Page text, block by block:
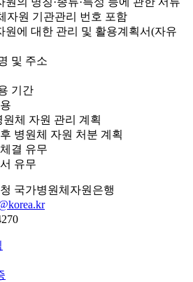
자원 기관관리 번호 포함
원에 대한 관리 및 활용계획서(자유
및 주소
기간
체 자원 관리 계획
병원체 자원 처분 계획
결 유무
유무
국가병원체자원은행